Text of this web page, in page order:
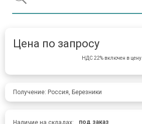
Цена по запросу
НДС 22% включен в цену.
Получение: Россия, Березники
Наличие на складах: под заказ